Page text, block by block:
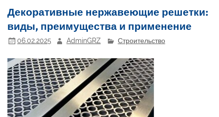
Декоративные нержавеющие решетки:
виды, преимущества и применение
06.02.2025 AdminGRZ Строительство